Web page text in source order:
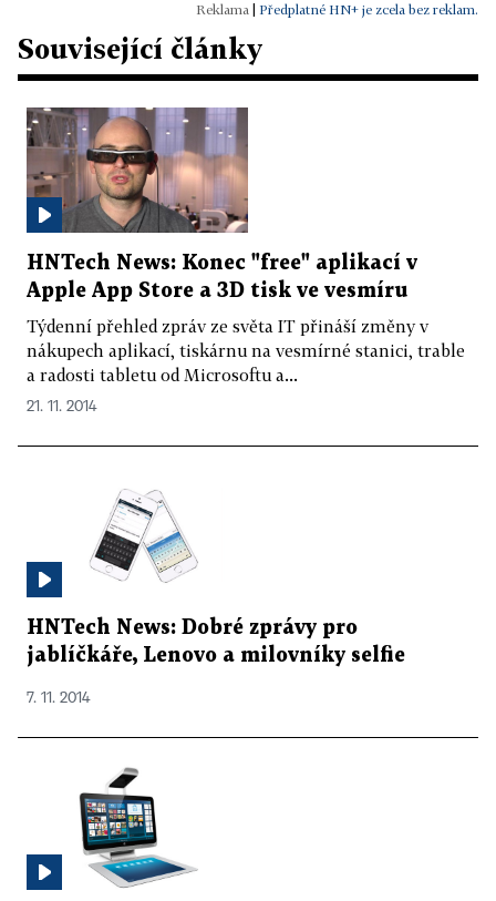
Předplatné HN+ je zcela bez reklam.
Související články
HNTech News: Konec "free" aplikací v
Apple App Store a 3D tisk ve vesmíru
Týdenní přehled zpráv ze světa IT přináší změny v
nákupech aplikací, tiskárnu na vesmírné stanici, trable
a radosti tabletu od Microsoftu a...
21. 11. 2014
HNTech News: Dobré zprávy pro
jablíčkáře, Lenovo a milovníky selfie
7. 11. 2014